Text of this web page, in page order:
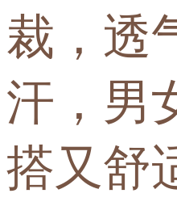
裁，透
汗，男
搭又舒